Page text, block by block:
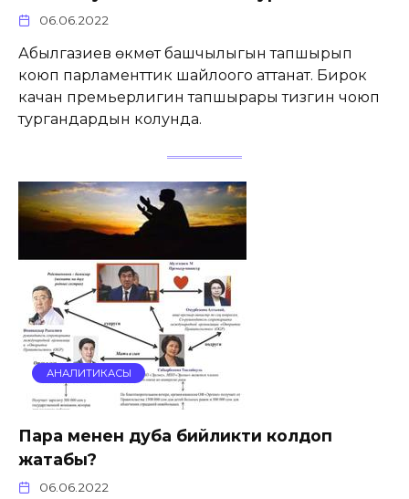
06.06.2022
Абылгазиев өкмөт башчылыгын тапшырып
коюп парламенттик шайлоого аттанат. Бирок
качан премьерлигин тапшырары тизгин чоюп
тургандардын колунда.
АНАЛИТИКАСЫ
Пара менен дуба бийликти колдоп
жатабы?
06.06.2022